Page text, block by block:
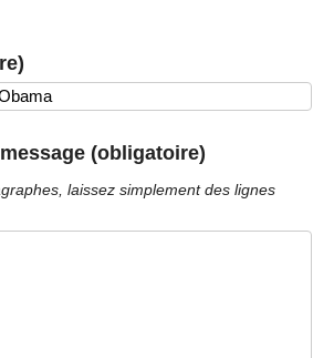
(obligatoire)
laissez simplement des lignes